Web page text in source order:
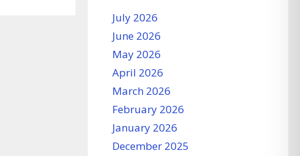
July 2026
June 2026
May 2026
April 2026
March 2026
February 2026
January 2026
December 2025